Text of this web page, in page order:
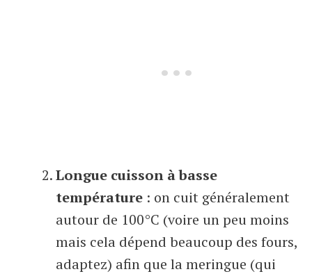
Longue cuisson à basse
température : on cuit généralement
autour de 100°C (voire un peu moins
mais cela dépend beaucoup des fours,
adaptez) afin que la meringue (qui